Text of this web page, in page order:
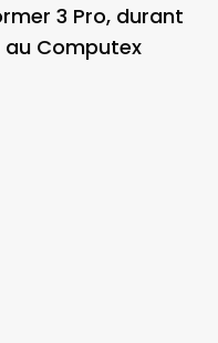
3 Pro, durant
Computex